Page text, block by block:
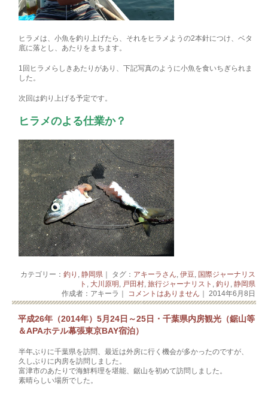
ヒラメは、小魚を釣り上げたら、それをヒラメようの2本針につけ、ベタ
底に落とし、あたりをまちます。
1回ヒラメらしきあたりがあり、下記写真のように小魚を食いちぎられま
した。
次回は釣り上げる予定です。
ヒラメのよる仕業か？
カテゴリー： 釣り 静岡県 ｜ タグ： アキーラさん 伊豆 国際ジャーナリス
ト
大川原明 戸田村, 旅行ジャーナリスト 釣り
静岡県
作成者：アキーラ｜
コメントはありません ｜ 2014年6月8日
平成26年（2014年）5月24日～25日・千葉県内房観光（鋸山等
＆APAホテル幕張東京BAY宿泊）
半年ぶりに千葉県を訪問、最近は外房に行く機会が多かったのですが、
久しぶりに内房を訪問しました。
富津市のあたりで海鮮料理を堪能、鋸山を初めて訪問しました。
素晴らしい場所でした。